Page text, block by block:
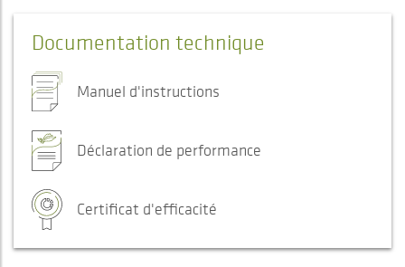
Documentation technique
Manuel d'instructions
Déclaration de performance
Certificat d'efficacité